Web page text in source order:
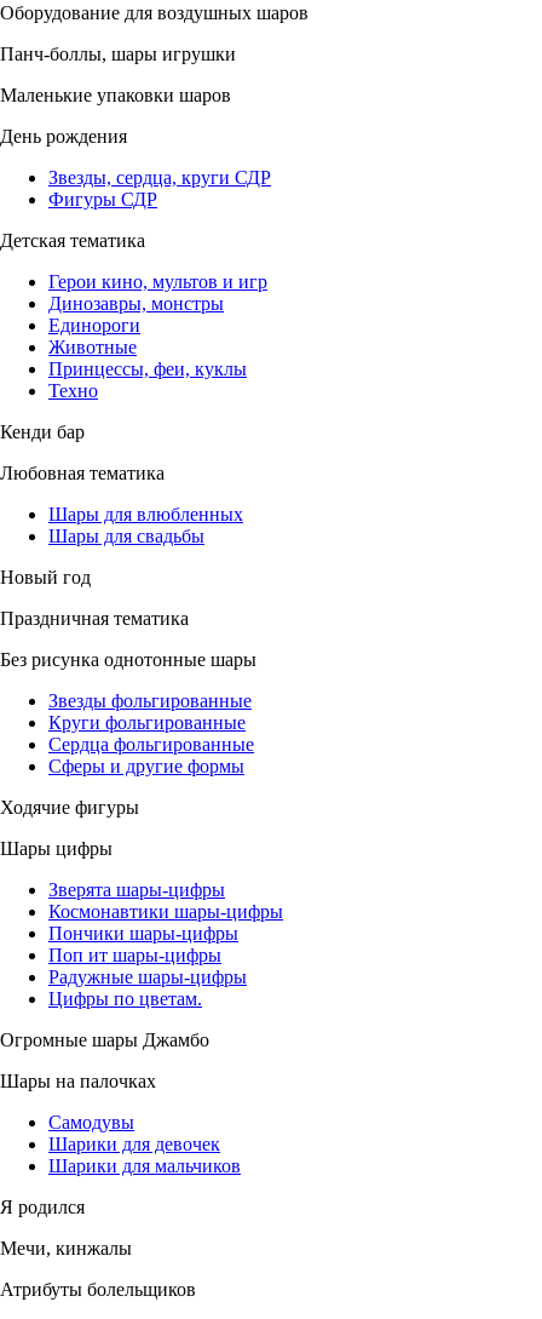
Оборудование для воздушных шаров
Панч-боллы, шары игрушки
Маленькие упаковки шаров
День рождения
Звезды, сердца, круги СДР
Фигуры СДР
Детская тематика
Герои кино, мультов и игр
Динозавры, монстры
Единороги
Животные
Принцессы, феи, куклы
Техно
Кенди бар
Любовная тематика
Шары для влюбленных
Шары для свадьбы
Новый год
Праздничная тематика
Без рисунка однотонные шары
Звезды фольгированные
Круги фольгированные
Сердца фольгированные
Сферы и другие формы
Ходячие фигуры
Шары цифры
Зверята шары-цифры
Космонавтики шары-цифры
Пончики шары-цифры
Поп ит шары-цифры
Радужные шары-цифры
Цифры по цветам.
Огромные шары Джамбо
Шары на палочках
Самодувы
Шарики для девочек
Шарики для мальчиков
Я родился
Мечи, кинжалы
Атрибуты болельщиков